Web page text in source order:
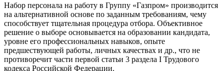
Набор персонала на работу в Группу «Газпром» производится
на альтернативной основе по заданным требованиям, чему
способствует тщательная процедура отбора. Объективное
решение о выборе основывается на образовании кандидата,
уровне его профессиональных навыков, опыте
предшествующей работы, личных качествах и др., что не
противоречит части первой статьи 3 раздела I Трудового
кодекса Российской Федерации.